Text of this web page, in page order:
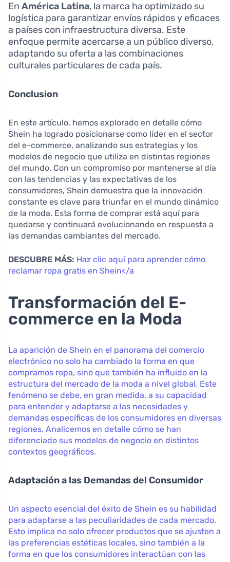
En América Latina, la marca ha optimizado su
logística para garantizar envíos rápidos y eficaces
a países con infraestructura diversa. Este
enfoque permite acercarse a un público diverso,
adaptando su oferta a las combinaciones
culturales particulares de cada país.
Conclusion
En este artículo, hemos explorado en detalle cómo
Shein ha logrado posicionarse como líder en el sector
del e-commerce, analizando sus estrategias y los
modelos de negocio que utiliza en distintas regiones
del mundo. Con un compromiso por mantenerse al día
con las tendencias y las expectativas de los
consumidores, Shein demuestra que la innovación
constante es clave para triunfar en el mundo dinámico
de la moda. Esta forma de comprar está aquí para
quedarse y continuará evolucionando en respuesta a
las demandas cambiantes del mercado.
DESCUBRE MÁS: Haz clic aquí para aprender cómo
reclamar ropa gratis en Shein</a
Transformación del E-
commerce en la Moda
La aparición de Shein en el panorama del comercio
electrónico no solo ha cambiado la forma en que
compramos ropa, sino que también ha influido en la
estructura del mercado de la moda a nivel global. Este
fenómeno se debe, en gran medida, a su capacidad
para entender y adaptarse a las necesidades y
demandas específicas de los consumidores en diversas
regiones. Analicemos en detalle cómo se han
diferenciado sus modelos de negocio en distintos
contextos geográficos.
Adaptación a las Demandas del Consumidor
Un aspecto esencial del éxito de Shein es su habilidad
para adaptarse a las peculiaridades de cada mercado.
Esto implica no solo ofrecer productos que se ajusten a
las preferencias estéticas locales, sino también a la
forma en que los consumidores interactúan con las